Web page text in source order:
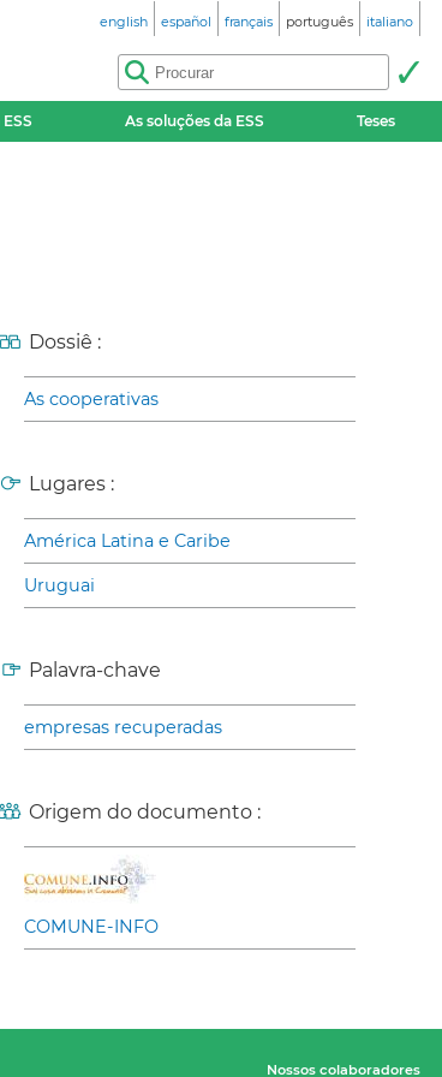
english español français português italiano
As soluções da ESS Teses
Dossiê :
As cooperativas
Lugares :
América Latina e Caribe
Uruguai
Palavra-chave
empresas recuperadas
Origem do documento :
COMUNE-INFO
Nossos colaboradores